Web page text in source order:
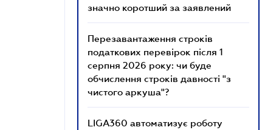
значно коротший за заявлений
Перезавантаження строків
податкових перевірок після 1
серпня 2026 року: чи буде
обчислення строків давності "з
чистого аркуша"?
LIGA360 автоматизує роботу